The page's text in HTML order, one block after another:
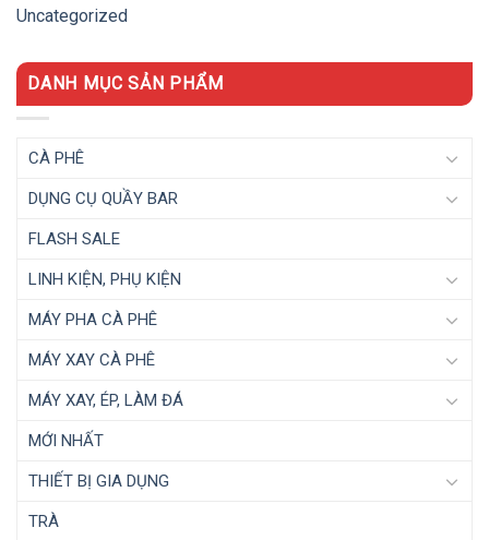
Uncategorized
DANH MỤC SẢN PHẨM
CÀ PHÊ
DỤNG CỤ QUẦY BAR
FLASH SALE
LINH KIỆN, PHỤ KIỆN
MÁY PHA CÀ PHÊ
MÁY XAY CÀ PHÊ
MÁY XAY, ÉP, LÀM ĐÁ
MỚI NHẤT
THIẾT BỊ GIA DỤNG
TRÀ